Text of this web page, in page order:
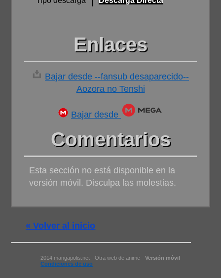
Enlaces
Bajar desde --fansub desaparecido--
Aozora no Tenshi
Bajar desde
Comentarios
Esta sección no está disponible en la
versión móvil. Disculpa las molestias.
« Volver al inicio
2014 mangapolis.net - Otra web de anime -Versión móvil
Condiciones de uso